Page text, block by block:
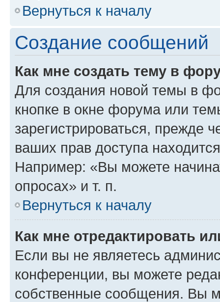
Вернуться к началу
Создание сообщений
Как мне создать тему в
Для создания новой темы в
кнопке в окне форума или
зарегистрироваться, прежде
ваших прав доступа
Например: «Вы можете
опросах» и т. п.
Вернуться к началу
Как мне отредактировать
Если вы не являетесь
конференции, вы можете
собственные сообщения. Вы